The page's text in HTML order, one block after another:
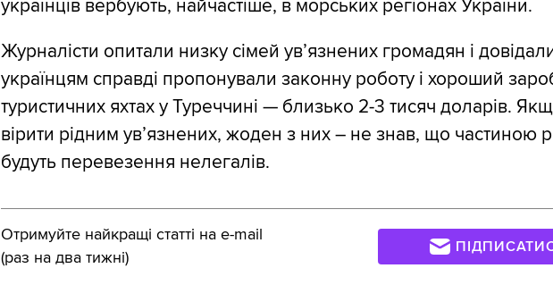
українців вербують, найчастіше, в морських регіонах України.
Журналісти опитали низку сімей ув’язнених громадян і
українцям справді пропонували законну роботу і хороший
туристичних яхтах у Туреччині — близько 2-3 тисяч доларів.
вірити рідним ув’язнених, жоден з них – не знав, що частиною
будуть перевезення нелегалів.
Отримуйте найкращі статті на e-mail
(раз на два тижні)